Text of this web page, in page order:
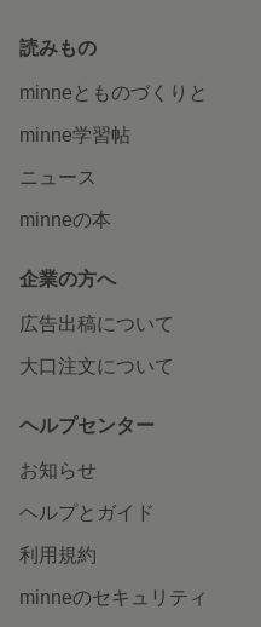
読みもの
minneとものづくりと
minne学習帖
ニュース
minneの本
企業の方へ
広告出稿について
大口注文について
ヘルプセンター
お知らせ
ヘルプとガイド
利用規約
minneのセキュリティ